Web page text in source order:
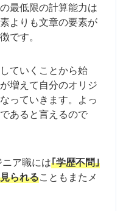
最低限の計算能力は
よりも文章の要素が
です。
ていくことから始
増えて自分のオリジ
っていきます。よっ
あると言えるので
ア職には｢学歴不問｣
られることもまたメ